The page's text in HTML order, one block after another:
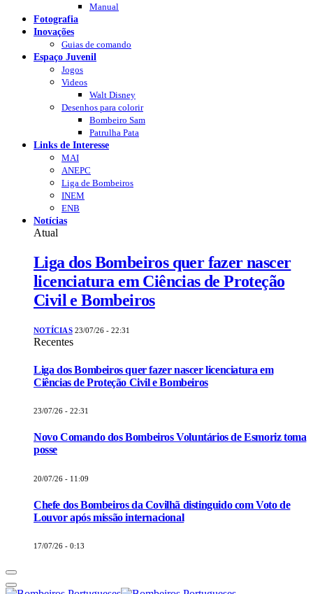
Manual
Fotografia
Inovações
Guias de comando
Espaço Juvenil
Jogos
Videos
Walt Disney
Desenhos para colorir
Bombeiro Sam
Patrulha Pata
Links de Interesse
MAI
ANEPC
Liga de Bombeiros
INEM
ENB
Notícias
Atual
Liga dos Bombeiros quer fazer nascer
licenciatura em Ciências de Proteção
Civil e Bombeiros
NOTÍCIAS 23/07/26 - 22:31
Recentes
Liga dos Bombeiros quer fazer nascer licenciatura em
Ciências de Proteção Civil e Bombeiros
23/07/26 - 22:31
Novo Comando dos Bombeiros Voluntários de Esmoriz toma
posse
20/07/26 - 11:09
Chefe dos Bombeiros da Covilhã distinguido com Voto de
Louvor após missão internacional
17/07/26 - 0:13